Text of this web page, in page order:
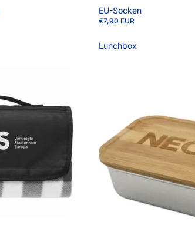
EU-Socken
€7,90 EUR
Lunchbox